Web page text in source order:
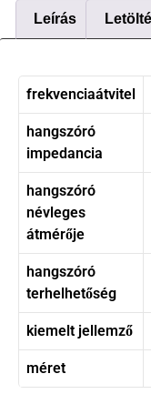
Leírás
frekvenciaátvitel
hangszóró
impedancia
hangszóró
névleges
átmérője
hangszóró
terhelhetőség
kiemelt jellemző
méret